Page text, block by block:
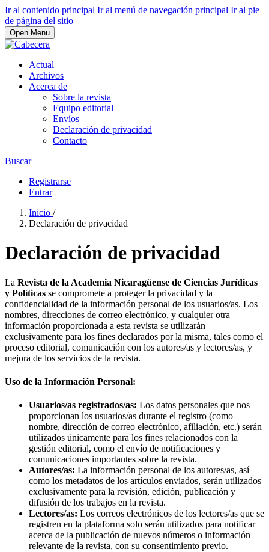
Ir al contenido principal Ir al menú de navegación principal Ir al pie
de página del sitio
Open Menu
Actual
Archivos
Acerca de
Sobre la revista
Equipo editorial
Envíos
Declaración de privacidad
Contacto
Buscar
Registrarse
Entrar
Inicio /
Declaración de privacidad
Declaración de privacidad
La Revista de la Academia Nicaragüense de Ciencias Jurídicas
y Políticas se compromete a proteger la privacidad y la
confidencialidad de la información personal de los usuarios/as. Los
nombres, direcciones de correo electrónico, y cualquier otra
información proporcionada a esta revista se utilizarán
exclusivamente para los fines declarados por la misma, tales como el
proceso editorial, comunicación con los autores/as y lectores/as, y
mejora de los servicios de la revista.
Uso de la Información Personal:
Usuarios/as registrados/as: Los datos personales que nos
proporcionan los usuarios/as durante el registro (como
nombre, dirección de correo electrónico, afiliación, etc.) serán
utilizados únicamente para los fines relacionados con la
gestión editorial, como el envío de notificaciones y
comunicaciones importantes sobre la revista.
Autores/as: La información personal de los autores/as, así
como los metadatos de los artículos enviados, serán utilizados
exclusivamente para la revisión, edición, publicación y
difusión de los trabajos en la revista.
Lectores/as: Los correos electrónicos de los lectores/as que se
registren en la plataforma solo serán utilizados para notificar
acerca de la publicación de nuevos números o información
relevante de la revista, con su consentimiento previo.